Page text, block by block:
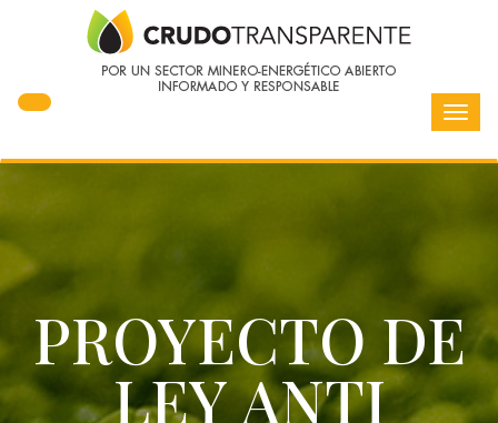
PROYECTO DE
LEY ANTI